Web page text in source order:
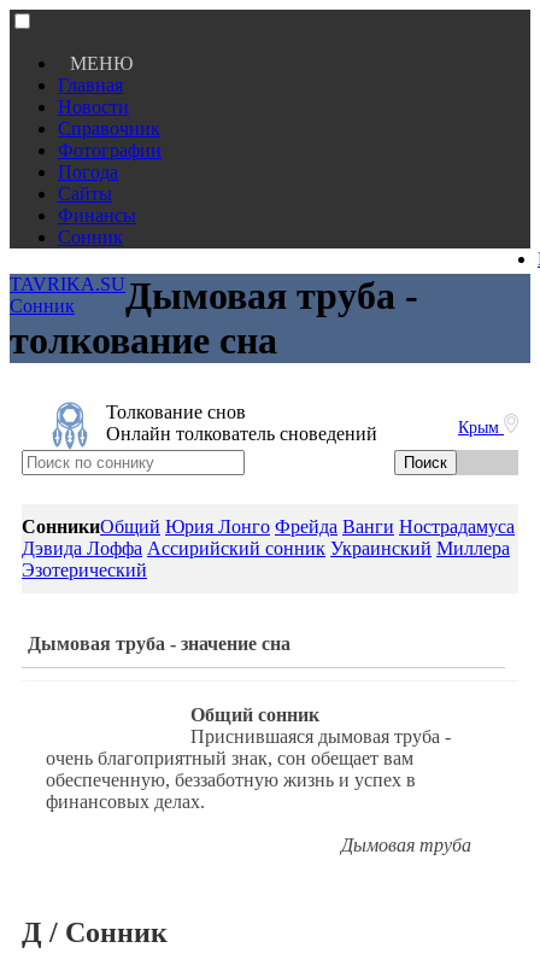
МЕНЮ
Главная
Новости
Справочник
Фотографии
Погода
Сайты
Финансы
Сонник
TAVRIKA.SU
Сонник
Дымовая труба -
толкование сна
Крым
Толкование снов
Онлайн толкователь сноведений
СонникиОбщий Юрия Лонго Фрейда Ванги Нострадамуса
Дэвида Лоффа Ассирийский сонник Украинский Миллера
Эзотерический
Дымовая труба - значение сна
Общий сонник
Приснившаяся дымовая труба -
очень благоприятный знак, сон обещает вам
обеспеченную, беззаботную жизнь и успех в
финансовых делах.
Дымовая труба
Д / Сонник